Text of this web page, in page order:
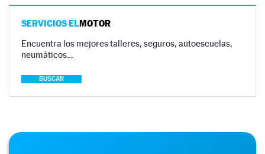
SERVICIOS ELMOTOR
Encuentra los mejores talleres, seguros, autoescuelas,
neumáticos…
BUSCAR